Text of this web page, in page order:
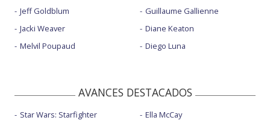
Jeff Goldblum
Jacki Weaver
Melvil Poupaud
Guillaume Gallienne
Diane Keaton
Diego Luna
AVANCES DESTACADOS
Star Wars: Starfighter
Ella McCay